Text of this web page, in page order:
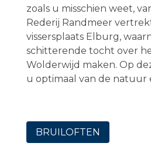
zoals u misschien weet,
Rederij Randmeer
vissersplaats Elburg,
schitterende tocht over
Wolderwijd maken. Op
u optimaal van de natuur
BRUILOFTEN